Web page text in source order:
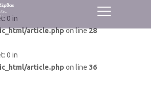
0 in
article.phpon line28
0 in
article.php on line 36